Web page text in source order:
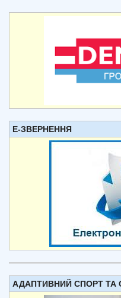
Е-ЗВЕРНЕННЯ
АДАПТИВНИЙ СПОРТ ТА